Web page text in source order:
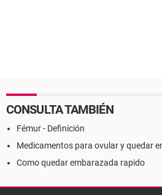
CONSULTA TAMBIÉN
Fémur - Definición
Medicamentos para ovular y quedar
Como quedar embarazada rapido